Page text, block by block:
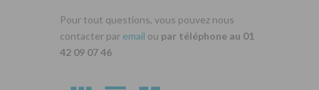
Pour tout questions, vous pouvez nous
contacter par email ou par téléphone au 01
42 09 07 46